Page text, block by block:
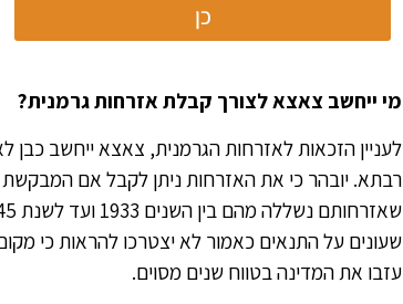
כן
מי ייחשב צאצא לצורך קבלת אזרחות גרמנית?
לעניין הזכאות לאזרחות הגרמנית, צאצא ייחשב
רבתא. יובהר כי את האזרחות ניתן לקבל אם
שעונים על התנאים כאמור לא יצטרכו להראות כי
עזבו את המדינה בטווח שנים מסוים.